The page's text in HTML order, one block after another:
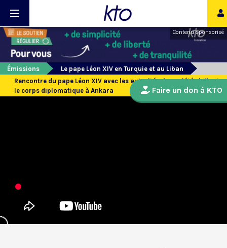
Contenu sponsorisé
Émissions
Le pape Léon XIV en Turquie et au Liban
Rencontre du pape Léon XIV avec les autorités, la société civile et
le corps diplomatique à Ankara
Faire un don à KTO